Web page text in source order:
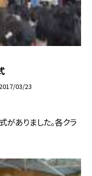
03/23
がありました。各クラ